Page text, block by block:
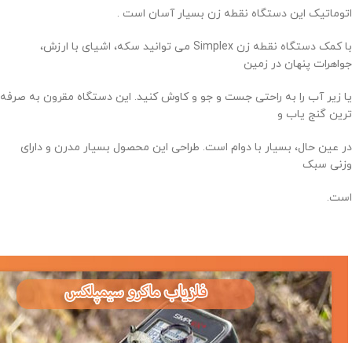
اتوماتیک این دستگاه نقطه زن بسیار آسان است .
با کمک دستگاه نقطه زن Simplex می توانید سکه، اشیای با ارزش،
جواهرات پنهان در زمین
یا زیر آب را به راحتی جست و جو و کاوش کنید. این دستگاه مقرون به صرفه
ترین گنج یاب و
در عین حال، بسیار با دوام است. طراحی این محصول بسیار مدرن و دارای
وزنی سبک
است.